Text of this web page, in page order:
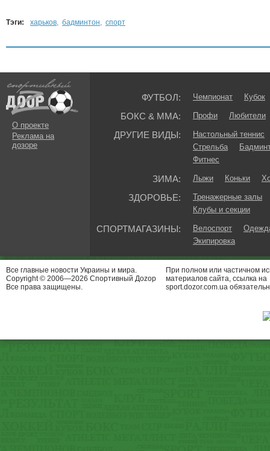
Тэги: харьков, бадминтон, спорт
О проекте
Реклама на
дозоре
ФУТБОЛ: Чемпионат Кубок
БОКС & ММА: Профи Любители
ДРУГИЕ ВИДЫ:
Настольный теннис
Стрельба
Фитнес
ЗИМА: Лыжи Коньки
ЗДОРОВЬЕ:
Тренажерные залы
Клубы и секции
СПОРТМАГАЗИНЫ: Велоспорт
Экипировка
Все главные новости Украины и мира.
Copyright © 2006—2026 Спортивный Доzор
Все права защищены.
При полном или частичном
материалов сайта, ссылка на
sport.dozor.com.ua